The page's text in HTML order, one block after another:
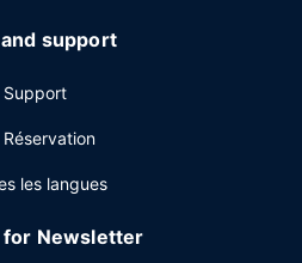
support
Support
Réservation
les langues
for Newsletter